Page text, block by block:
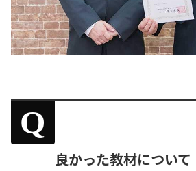
Q
良かった教材について